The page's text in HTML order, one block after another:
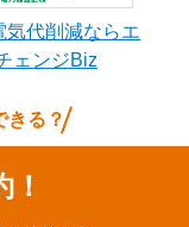
気代削減ならエ
ェンジBiz
きる？
！